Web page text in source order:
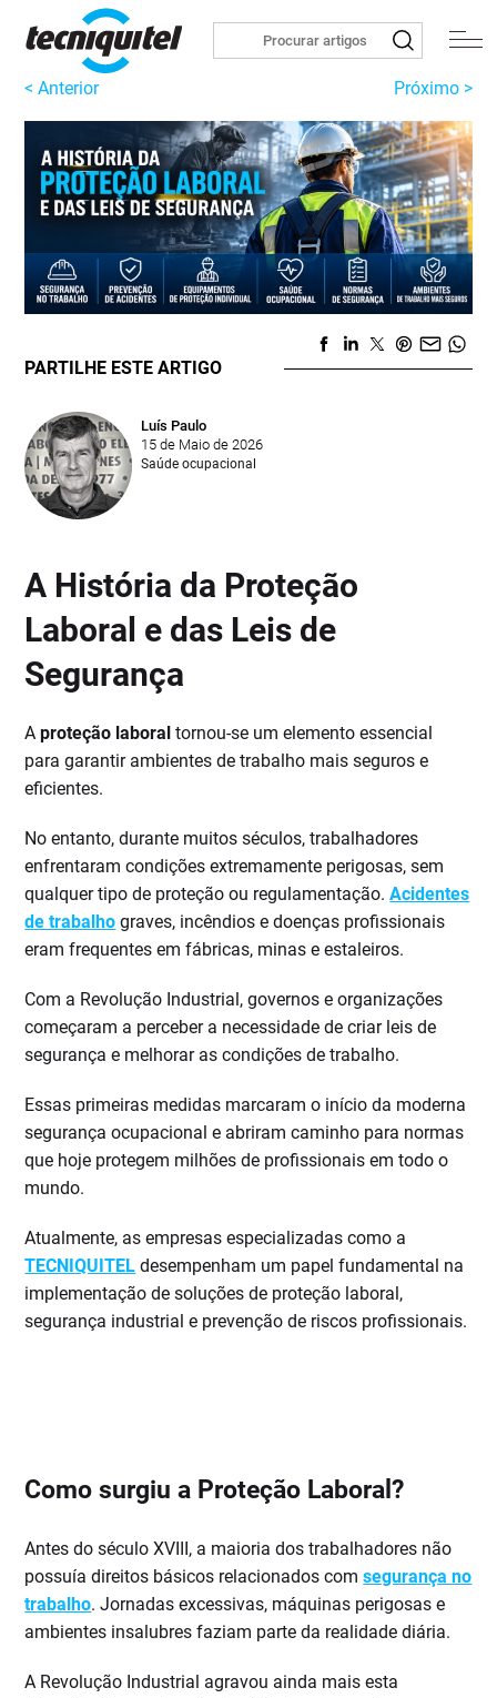
< Anterior Próximo >
PARTILHE ESTE ARTIGO
Luís Paulo
15 de Maio de 2026
Saúde ocupacional
A História da Proteção
Laboral e das Leis de
Segurança
Aproteção laboraltornou-se um elemento essencial
para garantir ambientes de trabalho mais seguros e
eficientes.
No entanto, durante muitos séculos, trabalhadores
enfrentaram condições extremamente perigosas, sem
qualquer tipo de proteção ou regulamentação.Acidentes
de trabalho graves, incêndios e doenças profissionais
eram frequentes em fábricas, minas e estaleiros.
Com a Revolução Industrial, governos e organizações
começaram a perceber a necessidade de criar leis de
segurança e melhorar as condições de trabalho.
Essas primeiras medidas marcaram o início da moderna
segurança ocupacional e abriram caminho para normas
que hoje protegem milhões de profissionais em todo o
mundo.
Atualmente, as empresas especializadas como a
TECNIQUITEL desempenham um papel fundamental na
implementação de soluções de proteção laboral,
segurança industrial e prevenção de riscos profissionais.
Como surgiu a Proteção Laboral?
Antes do século XVIII, a maioria dos trabalhadores não
possuía direitos básicos relacionados comsegurança no
trabalho. Jornadas excessivas, máquinas perigosas e
ambientes insalubres faziam parte da realidade diária.
A Revolução Industrial agravou ainda mais esta